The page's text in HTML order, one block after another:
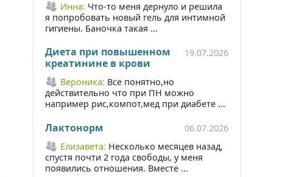
Инна: Что-то меня дернуло и решила
я попробовать новый гель для интимной
гигиены. Баночка такая ...
Диета при повышенном
креатинине в крови
19.07.2026
Вероника: Все понятно,но
действительно что при ПН можно
например рис,компот,мед при диабете ...
Лактонорм
06.07.2026
Елизавета: Несколько месяцев назад,
спустя почти 2 года свободы, у меня
появились отношения. Вместе ...